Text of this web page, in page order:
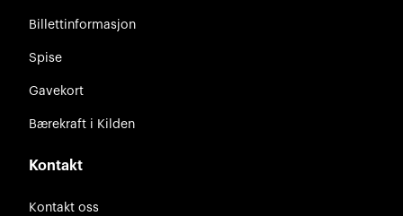
Billettinformasjon
Spise
Gavekort
Bærekraft i Kilden
Kontakt
Kontakt oss